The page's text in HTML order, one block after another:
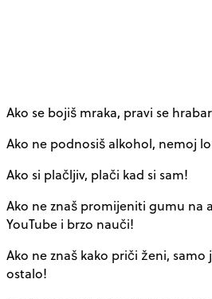
Ako se bojiš mraka, pravi se
Ako ne podnosiš alkohol, nemoj
Ako si plačljiv, plači kad si sam!
Ako ne znaš promijeniti gumu na
YouTube i brzo nauči!
Ako ne znaš kako priči ženi,
ostalo!